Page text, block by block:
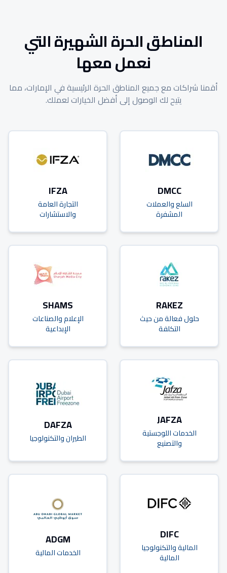
المناطق الحرة الشهيرة التي
نعمل معها
أقمنا شراكات مع جميع المناطق الحرة الرئيسية في الإمارات، مما
يتيح لك الوصول إلى أفضل الخيارات لعملك.
DMCC
السلع والعملات
المشفرة
IFZA
التجارة العامة
والاستشارات
RAKEZ
حلول فعالة من حيث
التكلفة
SHAMS
الإعلام والصناعات
الإبداعية
JAFZA
الخدمات اللوجستية
والتصنيع
DAFZA
الطيران والتكنولوجيا
DIFC
المالية والتكنولوجيا
المالية
ADGM
الخدمات المالية